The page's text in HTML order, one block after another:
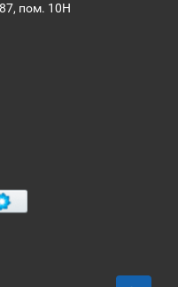
пом. 10Н